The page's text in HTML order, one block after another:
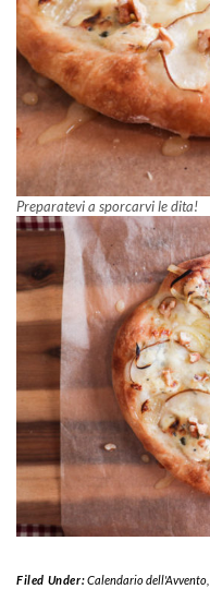
Preparatevi a sporcarvi le dita!
Filed Under:Calendario dell'Avvento,